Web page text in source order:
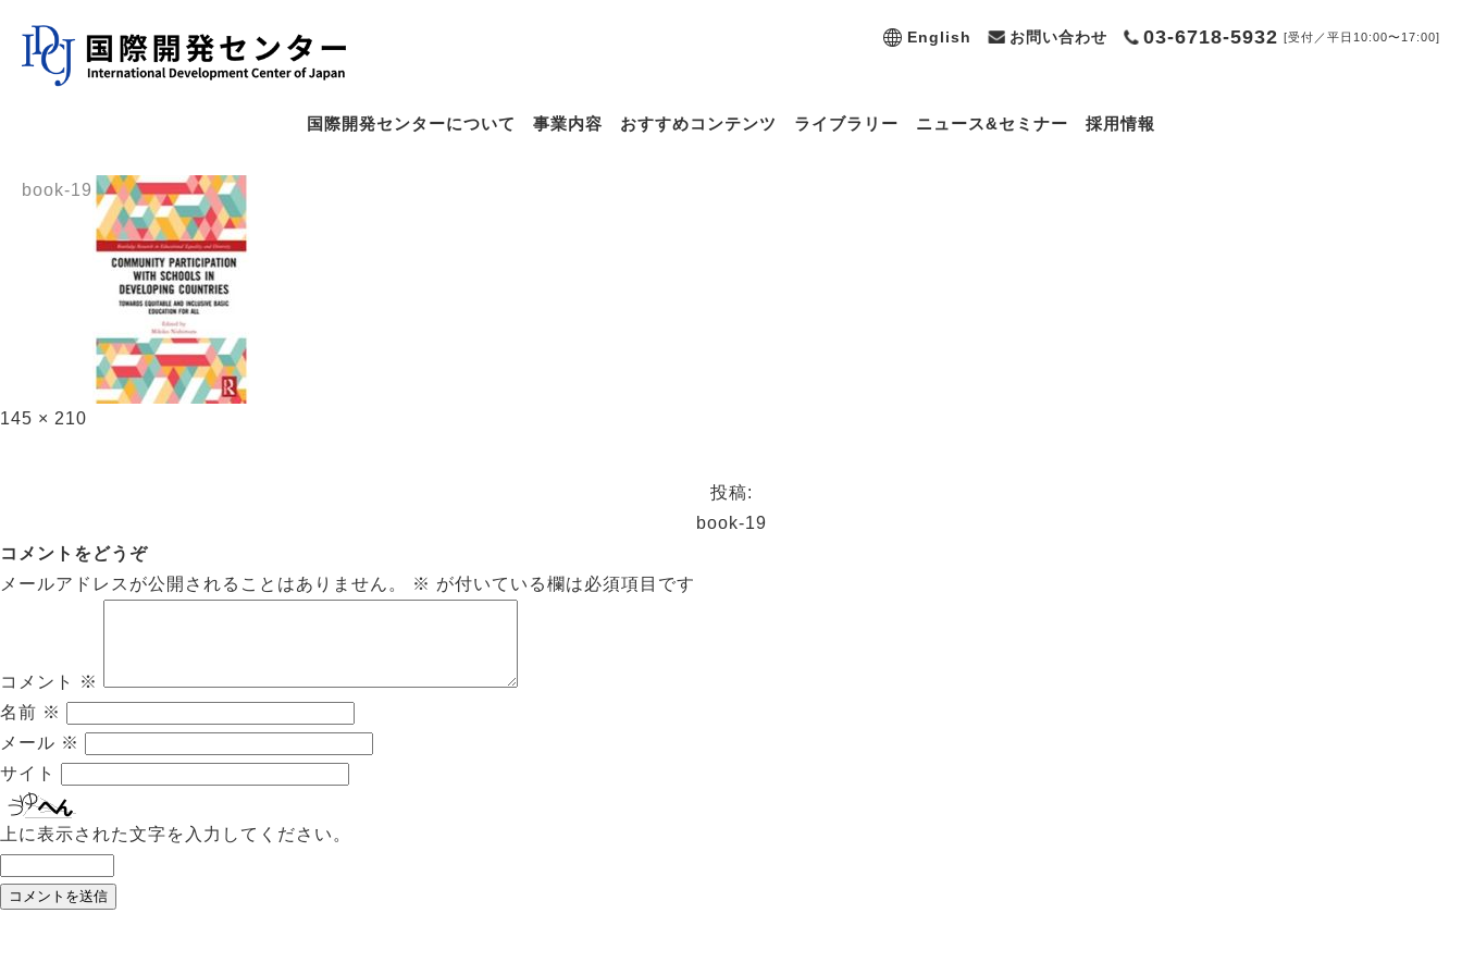
English お問い合わせ 03-6718-5932 [受付／平日10:00〜17:00]
国際開発センターについて 事業内容 おすすめコンテンツ ライブラリー ニュース&セミナー 採用情報
book-19
145 × 210
投稿:
book-19
コメントをどうぞ
メールアドレスが公開されることはありません。
※ が付いている欄は必須項目です
コメント
※
名前 ※
メール ※
サイト
上に表示された文字を入力してください。